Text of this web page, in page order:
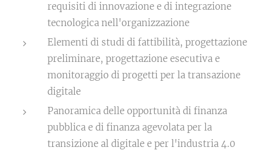
requisiti di innovazione e di integrazione
tecnologica nell'organizzazione
Elementi di studi di fattibilità, progettazione
preliminare, progettazione esecutiva e
monitoraggio di progetti per la transazione
digitale
Panoramica delle opportunità di finanza
pubblica e di finanza agevolata per la
transizione al digitale e per l'industria 4.0